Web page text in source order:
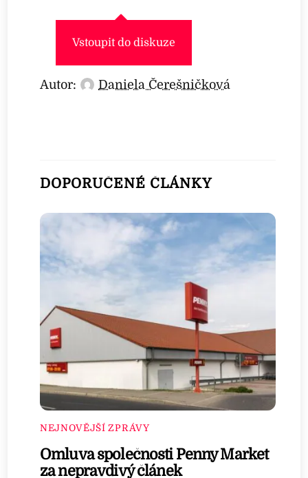
Vstoupit do diskuze
Autor: Daniela Čerešničková
DOPORUČENÉ ČLÁNKY
NEJNOVĚJŠÍ ZPRÁVY
Omluva společnosti Penny Market
za nepravdivý článek